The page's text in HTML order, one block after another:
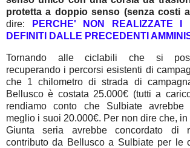
protetta a doppio senso (senza costi
dire:
PERCHE' NON REALIZZATE I
DEFINITI DALLE PRECEDENTI
Tornando alle ciclabili che si
recuperando i percorsi esistenti di
che 1 chilometro di strada di
Bellusco è costata 25.000€ (tutti a
rendiamo conto che Sulbiate avrebbe
meglio i suoi 20.000€. Per non dire che,
Giunta seria avrebbe concordato di
contributo da Bellusco a Sulbiate per le